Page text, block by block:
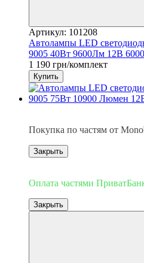
Артикул: 101208
Автолампы LED
9005 40Вт 9600Лм 12В
1 190 грн/комплект
Купить
Покупка по частям от
Закрыть
Оплата частями
Закрыть